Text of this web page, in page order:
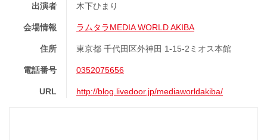
出演者 木下ひまり
会場情報 ラムタラMEDIA WORLD AKIBA
住所 東京都 千代田区外神田 1-15-2ミオス本館
電話番号 0352075656
URL http://blog.livedoor.jp/mediaworldakiba/